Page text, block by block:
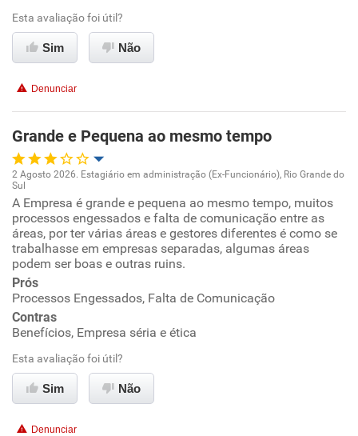
Benefícios
Não recomenda esta empresa
Esta avaliação foi útil?
Sim Não
Denunciar
Grande e Pequena ao mesmo tempo
Ambiente de trabalho
Conciliação com a vida familiar
Benefícios
Não recomenda esta empresa
2 Agosto 2026. Estagiário em administração (Ex-Funcionário), Rio Grande do
Sul
A Empresa é grande e pequena ao mesmo tempo, muitos
processos engessados e falta de comunicação entre as
áreas, por ter várias áreas e gestores diferentes é como se
trabalhasse em empresas separadas, algumas áreas
podem ser boas e outras ruins.
Prós
Processos Engessados, Falta de Comunicação
Contras
Benefícios, Empresa séria e ética
Esta avaliação foi útil?
Sim Não
Denunciar